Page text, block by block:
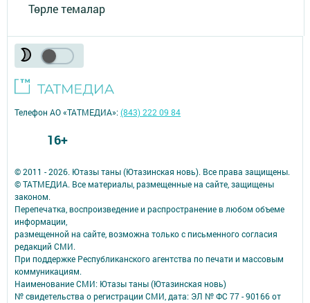
Төрле темалар
© 2011 - 2026. Ютазы таны (Ютазинская новь). Все права защищены.
© ТАТМЕДИА. Все материалы, размещенные на сайте, защищены
законом.
Перепечатка, воспроизведение и распространение в любом объеме
информации,
размещенной на сайте, возможна только с письменного согласия
редакций СМИ.
При поддержке Республиканского агентства по печати и массовым
коммуникациям.
Наименование СМИ: Ютазы таны (Ютазинская новь)
№ свидетельства о регистрации СМИ, дата: ЭЛ № ФС 77 - 90166 от
Телефон АО «ТАТМЕДИА»:(843) 222 09 84
16+